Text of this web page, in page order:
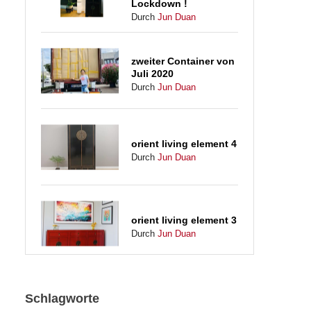
Lockdown !
Durch Jun Duan
zweiter Container von
Juli 2020
Durch Jun Duan
orient living element 4
Durch Jun Duan
orient living element 3
Durch Jun Duan
Schlagworte